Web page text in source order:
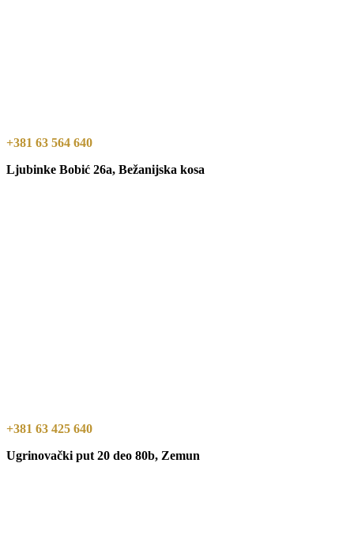
+381 63 564 640
Ljubinke Bobić 26a, Bežanijska kosa
+381 63 425 640
Ugrinovački put 20 deo 80b, Zemun